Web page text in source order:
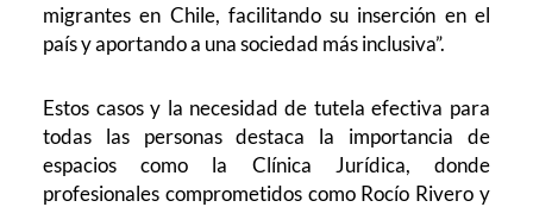
migrantes en Chile, facilitando su inserción en el
país y aportando a una sociedad más inclusiva”.
Estos casos y la necesidad de tutela efectiva para
todas las personas destaca la importancia de
espacios como la Clínica Jurídica, donde
profesionales comprometidos como Rocío Rivero y